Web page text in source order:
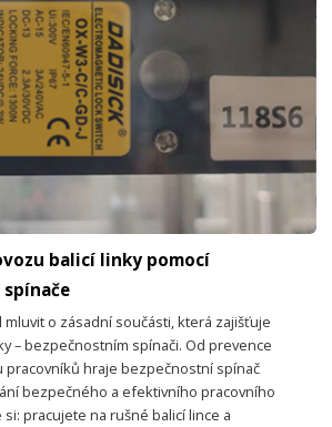
balicí linky pomocí
mluvit o zásadní součásti, která zajišťuje
– bezpečnostním spínači. Od prevence
pracovníků hraje bezpečnostní spínač
bezpečného a efektivního pracovního
pracujete na rušné balicí lince a